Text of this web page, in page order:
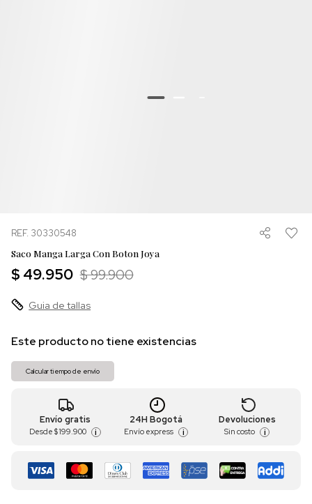
REF. 30330548
Saco Manga Larga Con Boton Joya
$ 49.950 $ 99.900
Guia de tallas
Este producto no tiene existencias
Calcular tiempo de envío
Envío gratis
Desde $ 199.900 i
24H Bogotá
Envío express i
Devoluciones
Sin costo i